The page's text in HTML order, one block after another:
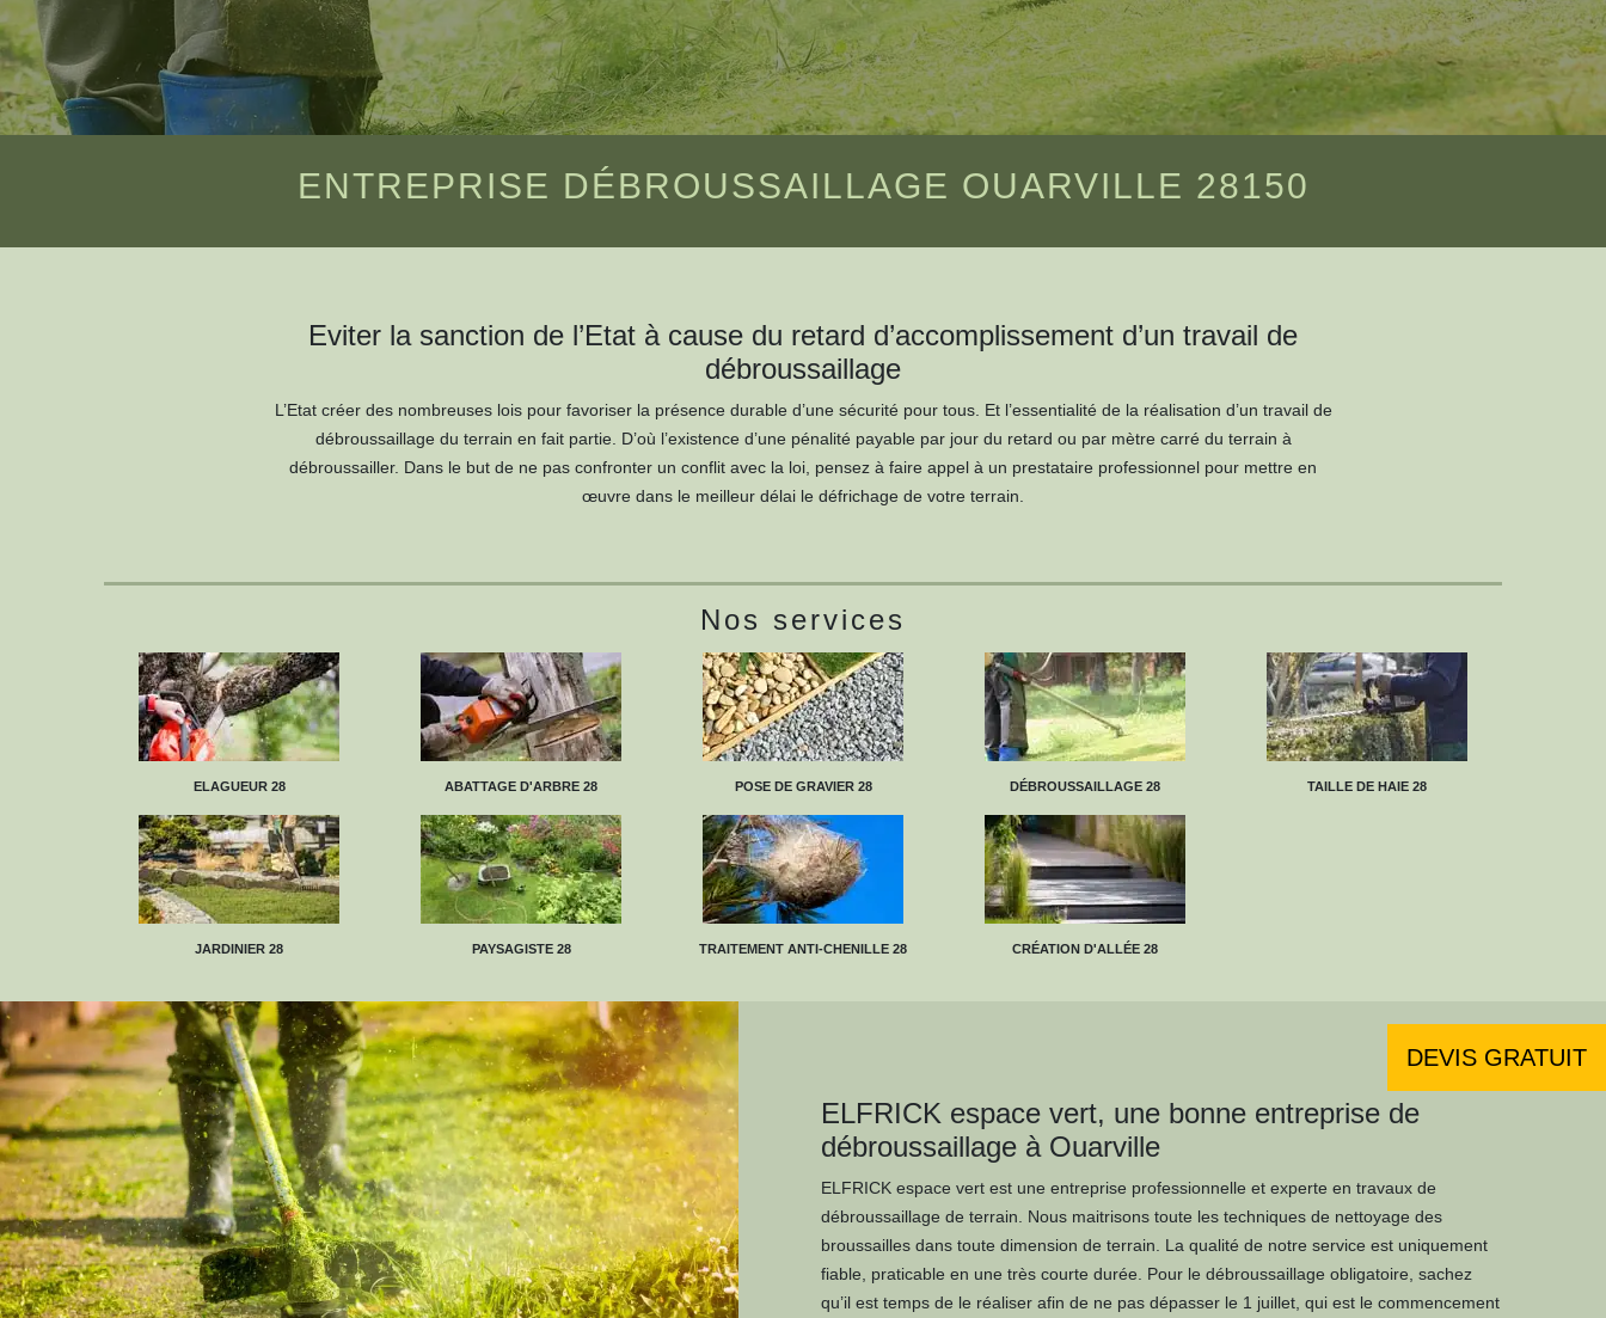
DEVIS GRATUIT
ENTREPRISE DÉBROUSSAILLAGE OUARVILLE 28150
Eviter la sanction de l’Etat à cause du retard d’accomplissement d’un travail de
débroussaillage
L’Etat créer des nombreuses lois pour favoriser la présence durable d’une sécurité pour tous. Et l’essentialité de la réalisation d’un travail de
débroussaillage du terrain en fait partie. D’où l’existence d’une pénalité payable par jour du retard ou par mètre carré du terrain à
débroussailler. Dans le but de ne pas confronter un conflit avec la loi, pensez à faire appel à un prestataire professionnel pour mettre en
œuvre dans le meilleur délai le défrichage de votre terrain.
Nos services
ELAGUEUR 28 ABATTAGE D'ARBRE 28 POSE DE GRAVIER 28 DÉBROUSSAILLAGE 28 TAILLE DE HAIE 28
JARDINIER 28 PAYSAGISTE 28 TRAITEMENT ANTI-CHENILLE 28 CRÉATION D'ALLÉE 28
ELFRICK espace vert, une bonne entreprise de
débroussaillage à Ouarville
ELFRICK espace vert est une entreprise professionnelle et experte en travaux de
débroussaillage de terrain. Nous maitrisons toute les techniques de nettoyage des
broussailles dans toute dimension de terrain. La qualité de notre service est uniquement
fiable, praticable en une très courte durée. Pour le débroussaillage obligatoire, sachez
qu’il est temps de le réaliser afin de ne pas dépasser le 1 juillet, qui est le commencement